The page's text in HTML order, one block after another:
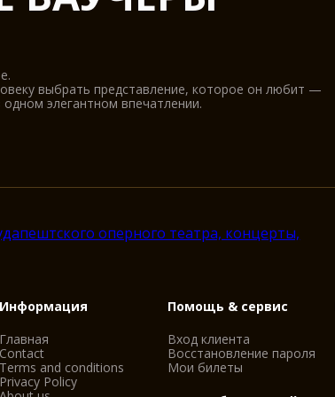
выбрать представление, которое он любит —
элегантном впечатлении.
Информация
Главная
Contact
Terms and conditions
Privacy Policy
Помощь & сервис
Вход клиента
Восстановление пароля
Мои билеты